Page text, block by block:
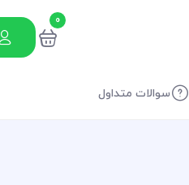
0
سوالات متداول